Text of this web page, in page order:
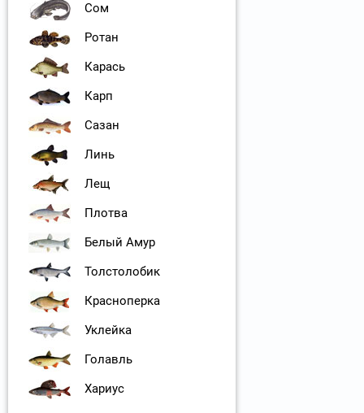
Сом
Ротан
Карась
Карп
Сазан
Линь
Лещ
Плотва
Белый Амур
Толстолобик
Красноперка
Уклейка
Голавль
Хариус